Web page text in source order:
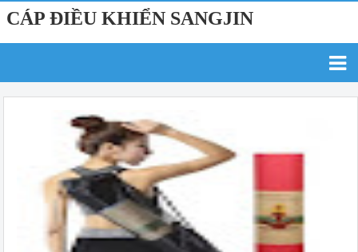
CÁP ĐIỀU KHIỂN SANGJIN